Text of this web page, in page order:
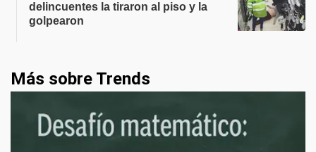
delincuentes la tiraron al piso y la
golpearon
Más sobre Trends